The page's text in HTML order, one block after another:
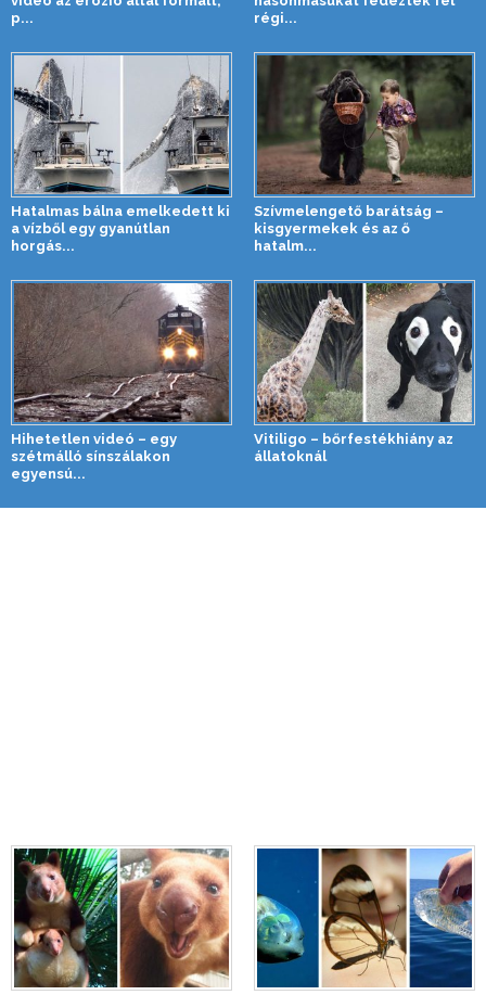
p...
régi...
Hatalmas bálna emelkedett ki
a vízből egy gyanútlan
horgás...
Szívmelengető barátság –
kisgyermekek és az ő
hatalm...
Hihetetlen videó – egy
szétmálló sínszálakon
egyensú...
Vitiligo – bőrfestékhiány az
állatoknál